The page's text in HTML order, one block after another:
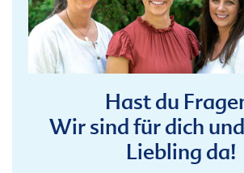
Hast du
Wir sind für dich
Liebling da!